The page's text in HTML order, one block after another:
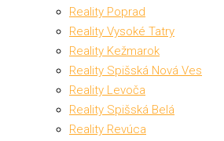
Reality Poprad
Reality Vysoké Tatry
Reality Kežmarok
Reality Spišská Nová Ves
Reality Levoča
Reality Spišská Belá
Reality Revúca